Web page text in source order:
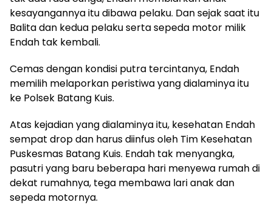
kesayangannya itu dibawa pelaku. Dan sejak saat itu
Balita dan kedua pelaku serta sepeda motor milik
Endah tak kembali.
Cemas dengan kondisi putra tercintanya, Endah
memilih melaporkan peristiwa yang dialaminya itu
ke Polsek Batang Kuis.
Atas kejadian yang dialaminya itu, kesehatan Endah
sempat drop dan harus diinfus oleh Tim Kesehatan
Puskesmas Batang Kuis. Endah tak menyangka,
pasutri yang baru beberapa hari menyewa rumah di
dekat rumahnya, tega membawa lari anak dan
sepeda motornya.